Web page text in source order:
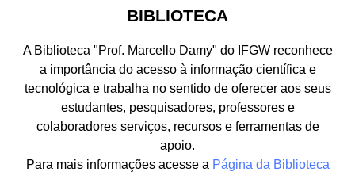
BIBLIOTECA
A Biblioteca "Prof. Marcello Damy" do IFGW reconhece
a importância do acesso à informação científica e
tecnológica e trabalha no sentido de oferecer aos seus
estudantes, pesquisadores, professores e
colaboradores serviços, recursos e ferramentas de
apoio.
Para mais informações acesse a Página da Biblioteca